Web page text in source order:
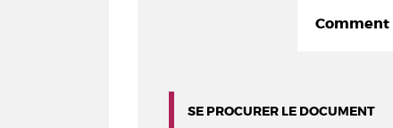
Comment
SE PROCURER LE DOCUMENT